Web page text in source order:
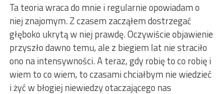
Ta teoria wraca do mnie i regularnie opowiadam o
niej znajomym. Z czasem zacząłem dostrzegać
głęboko ukrytą w niej prawdę. Oczywiście objawienie
przyszło dawno temu, ale z biegiem lat nie straciło
ono na intensywności. A teraz, gdy robię to co robię i
wiem to co wiem, to czasami chciałbym nie wiedzieć
i żyć w błogiej niewiedzy otaczającego nas